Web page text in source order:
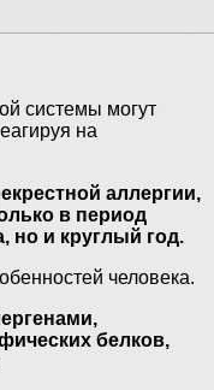
системы могут
на
аллергии,
в период
но и круглый год.
человека.
белков,